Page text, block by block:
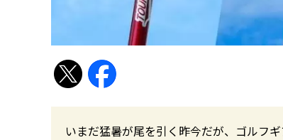
いまだ猛暑が尾を引く昨今だが、ゴルフ